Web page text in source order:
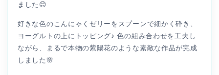
ました😊
好きな色のこんにゃくゼリーをスプーンで細かく砕き、
ヨーグルトの上にトッピング♪ 色の組み合わせを工夫し
ながら、まるで本物の紫陽花のような素敵な作品が完成
しました🌸